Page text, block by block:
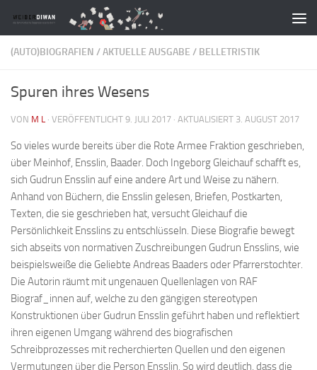
Zum Inhalt springen
(AUTO)BIOGRAFIEN /AKTUELLE AUSGABE / BELLETRISTIK
Spuren ihres Wesens
VON M L · VERÖFFENTLICHT 9. JULI 2017 · AKTUALISIERT 3. AUGUST 2017
So vieles wurde bereits über die Rote Armee Fraktion geschrieben,
über Meinhof, Ensslin, Baader. Doch Ingeborg Gleichauf schafft es,
sich Gudrun Ensslin auf eine andere Art und Weise zu nähern.
Anhand von Büchern, die Ensslin gelesen, Briefen, Postkarten,
Texten, die sie geschrieben hat, versucht Gleichauf die
Persönlichkeit Ensslins zu entschlüsseln. Diese Biografie bewegt
sich abseits von normativen Zuschreibungen Gudrun Ensslins, wie
beispielsweiße die Geliebte Andreas Baaders oder Pfarrerstochter.
Die Autorin räumt mit ungenauen Quellenlagen von RAF
Biograf_innen auf, welche zu den gängigen stereotypen
Konstruktionen über Gudrun Ensslin geführt haben und reflektiert
ihren eigenen Umgang während des biografischen
Schreibprozesses mit recherchierten Quellen und den eigenen
Vermutungen über die Person Ensslin. So wird deutlich, dass die